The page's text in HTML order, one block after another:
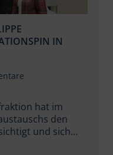
IN
hat im
den
und sich…